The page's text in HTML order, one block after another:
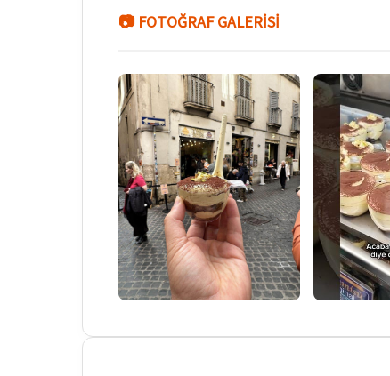
📷 FOTOĞRAF GALERİSİ